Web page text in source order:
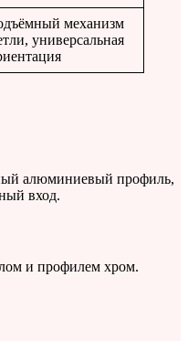
механизм
универсальная
алюминиевый профиль,
вход.
и профилем хром.